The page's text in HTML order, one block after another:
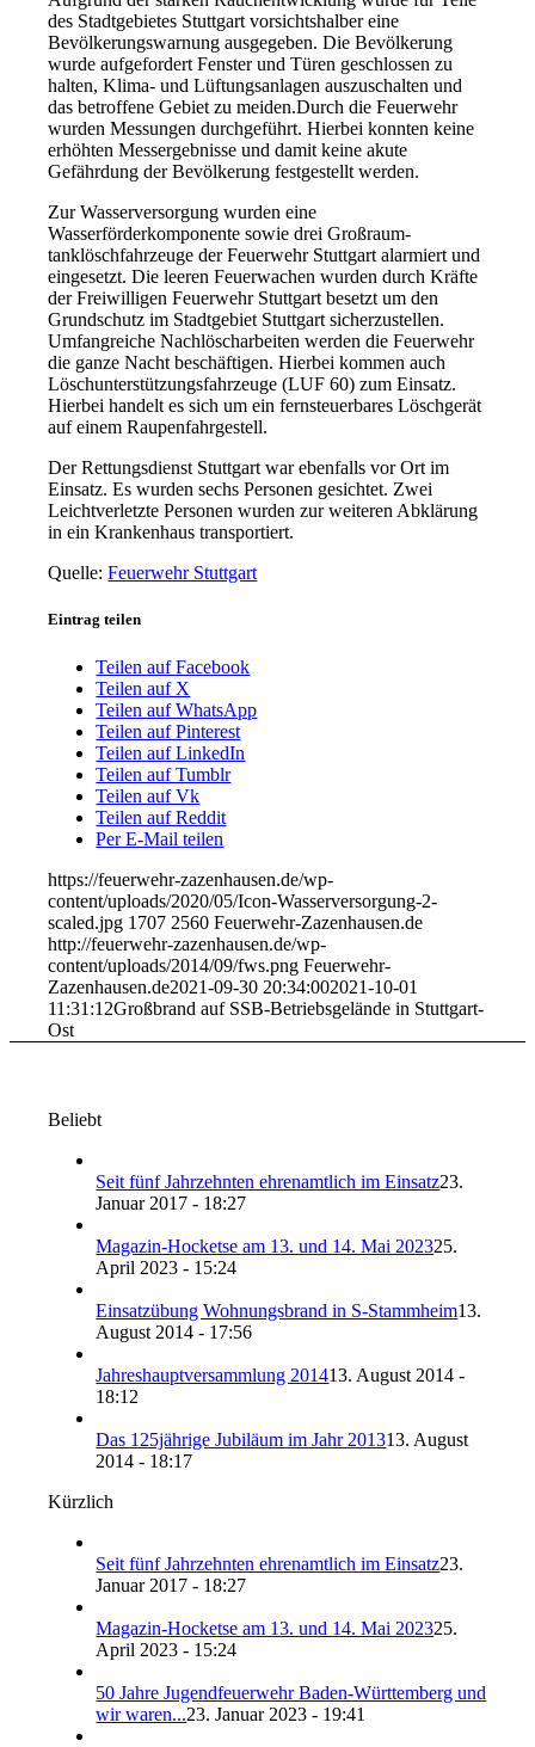
des Stadtgebietes Stuttgart vorsichtshalber eine
Bevölkerungswarnung ausgegeben. Die Bevölkerung
wurde aufgefordert Fenster und Türen geschlossen zu
halten, Klima- und Lüftungsanlagen auszuschalten und
das betroffene Gebiet zu meiden.Durch die Feuerwehr
wurden Messungen durchgeführt. Hierbei konnten keine
erhöhten Messergebnisse und damit keine akute
Gefährdung der Bevölkerung festgestellt werden.
Zur Wasserversorgung wurden eine
Wasserförderkomponente sowie drei Großraum-
tanklöschfahrzeuge der Feuerwehr Stuttgart alarmiert und
eingesetzt. Die leeren Feuerwachen wurden durch Kräfte
der Freiwilligen Feuerwehr Stuttgart besetzt um den
Grundschutz im Stadtgebiet Stuttgart sicherzustellen.
Umfangreiche Nachlöscharbeiten werden die Feuerwehr
die ganze Nacht beschäftigen. Hierbei kommen auch
Löschunterstützungsfahrzeuge (LUF 60) zum Einsatz.
Hierbei handelt es sich um ein fernsteuerbares Löschgerät
auf einem Raupenfahrgestell.
Der Rettungsdienst Stuttgart war ebenfalls vor Ort im
Einsatz. Es wurden sechs Personen gesichtet. Zwei
Leichtverletzte Personen wurden zur weiteren Abklärung
in ein Krankenhaus transportiert.
Quelle:Feuerwehr Stuttgart
Eintrag teilen
Teilen auf Facebook
Teilen auf X
Teilen auf WhatsApp
Teilen auf Pinterest
Teilen auf LinkedIn
Teilen auf Tumblr
Teilen auf Vk
Teilen auf Reddit
Per E-Mail teilen
https://feuerwehr-zazenhausen.de/wp-
content/uploads/2020/05/Icon-Wasserversorgung-2-
scaled.jpg 1707 2560 Feuerwehr-Zazenhausen.de
http://feuerwehr-zazenhausen.de/wp-
content/uploads/2014/09/fws.png Feuerwehr-
Zazenhausen.de2021-09-30 20:34:002021-10-01
11:31:12Großbrand auf SSB-Betriebsgelände in Stuttgart-
Ost
Beliebt
Seit fünf Jahrzehnten ehrenamtlich im Einsatz23.
Januar 2017 - 18:27
Magazin-Hocketse am 13. und 14. Mai 202325.
April 2023 - 15:24
Einsatzübung Wohnungsbrand in S-Stammheim13.
August 2014 - 17:56
Jahreshauptversammlung 201413. August 2014 -
18:12
Das 125jährige Jubiläum im Jahr 201313. August
2014 - 18:17
Kürzlich
Seit fünf Jahrzehnten ehrenamtlich im Einsatz23.
Januar 2017 - 18:27
Magazin-Hocketse am 13. und 14. Mai 202325.
April 2023 - 15:24
50 Jahre Jugendfeuerwehr Baden-Württemberg und
wir waren...23. Januar 2023 - 19:41